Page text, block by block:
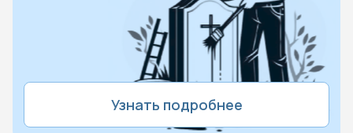
Узнать подробнее